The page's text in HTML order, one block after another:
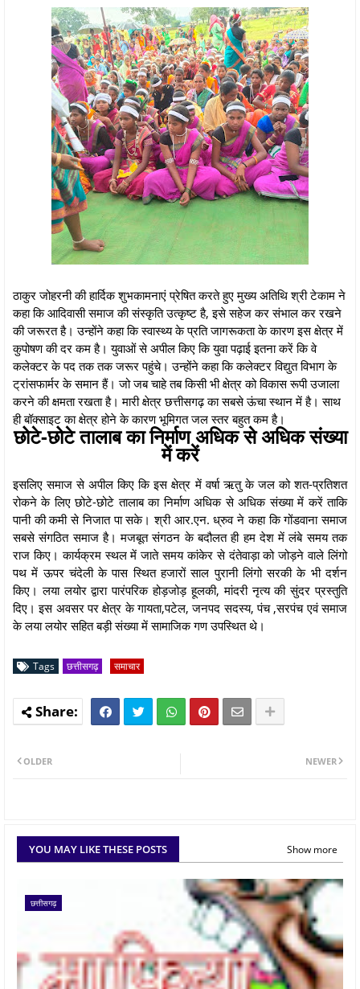
ठाकुर जोहरनी की हार्दिक शुभकामनाएं प्रेषित करते हुए मुख्य अतिथि श्री टेकाम ने
कहा कि आदिवासी समाज की संस्कृति उत्कृष्ट है, इसे सहेज कर संभाल कर रखने
की जरूरत है। उन्होंने कहा कि स्वास्थ्य के प्रति जागरूकता के कारण इस क्षेत्र में
कुपोषण की दर कम है। युवाओं से अपील किए कि युवा पढ़ाई इतना करें कि वे
कलेक्टर के पद तक तक जरूर पहुंचे। उन्होंने कहा कि कलेक्टर विद्युत विभाग के
ट्रांसफार्मर के समान हैं। जो जब चाहे तब किसी भी क्षेत्र को विकास रूपी उजाला
करने की क्षमता रखता है। मारी क्षेत्र छत्तीसगढ़ का सबसे ऊंचा स्थान में है। साथ
ही बॉक्साइट का क्षेत्र होने के कारण भूमिगत जल स्तर बहुत कम है।
छोटे-छोटे तालाब का निर्माण अधिक से अधिक संख्या
में करें
इसलिए समाज से अपील किए कि इस क्षेत्र में वर्षा ऋतु के जल को शत-प्रतिशत
रोकने के लिए छोटे-छोटे तालाब का निर्माण अधिक से अधिक संख्या में करें ताकि
पानी की कमी से निजात पा सके। श्री आर.एन. ध्रुव ने कहा कि गोंडवाना समाज
सबसे संगठित समाज है। मजबूत संगठन के बदौलत ही हम देश में लंबे समय तक
राज किए। कार्यक्रम स्थल में जाते समय कांकेर से दंतेवाड़ा को जोड़ने वाले लिंगो
पथ में ऊपर चंदेली के पास स्थित हजारों साल पुरानी लिंगो सरकी के भी दर्शन
किए। लया लयोर द्वारा पारंपरिक होड़जोड़ हूलकी, मांदरी नृत्य की सुंदर प्रस्तुति
दिए। इस अवसर पर क्षेत्र के गायता,पटेल, जनपद सदस्य, पंच ,सरपंच एवं समाज
के लया लयोर सहित बड़ी संख्या में सामाजिक गण उपस्थित थे।
Tags छत्तीसगढ़ समाचार
NEWER
OLDER
YOU MAY LIKE THESE POSTS Show more
छत्तीसगढ़